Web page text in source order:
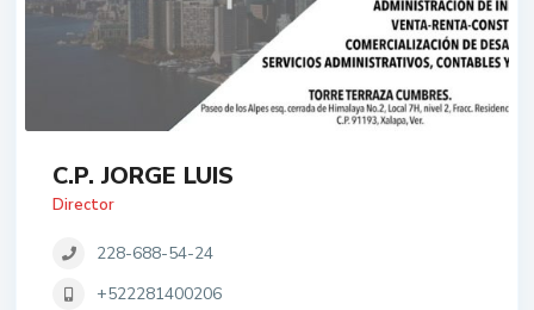
C.P. JORGE LUIS
Director
228-688-54-24
+522281400206